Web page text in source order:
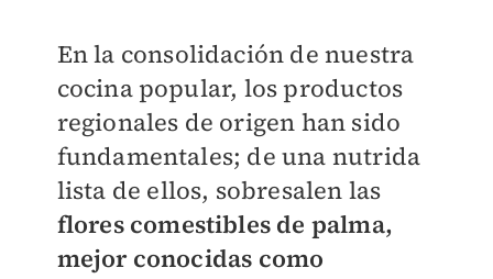
En la consolidación de nuestra
cocina popular, los productos
regionales de origen han sido
fundamentales; de una nutrida
lista de ellos, sobresalen las
flores comestibles de palma,
mejor conocidas como